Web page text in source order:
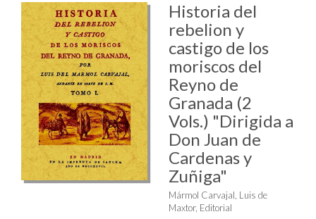
Historia del
rebelion y
castigo de los
moriscos del
Reyno de
Granada (2
Vols.) "Dirigida a
Don Juan de
Cardenas y
Zuñiga"
Mármol Carvajal, Luis de
Maxtor, Editorial